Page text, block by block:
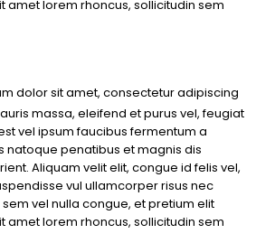
amet lorem rhoncus, sollicitudin sem
dolor sit amet, consectetur adipiscing
massa, eleifend et purus vel, feugiat
vel ipsum faucibus fermentum a
natoque penatibus et magnis dis
Aliquam velit elit, congue id felis vel,
vul ullamcorper risus nec
vel nulla congue, et pretium elit
amet lorem rhoncus, sollicitudin sem